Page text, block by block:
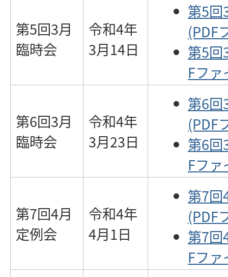
第5回3月
臨時会
令和4年
3月14日
第5回
(PDF
第5回
Fフ
第6回3月
臨時会
令和4年
3月23日
第6回
(PDF
第6回
Fフ
第7回4月
定例会
令和4年
4月1日
第7回
(PDF
第7回
Fフ